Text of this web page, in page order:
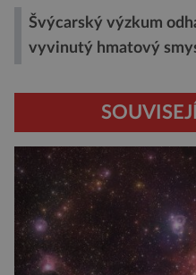
Švýcarský výzkum
vyvinutý hmatový